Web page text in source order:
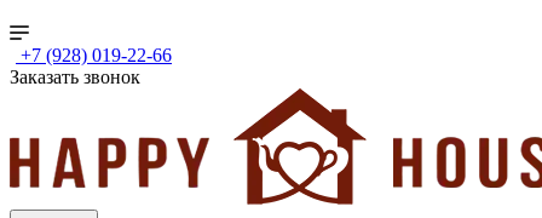
+7 (928) 019-22-66
Заказать звонок